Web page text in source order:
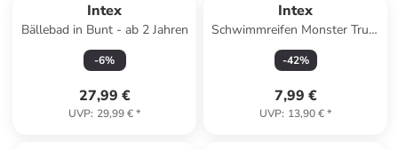
Intex
Bällebad in Bunt - ab 2 Jahren
-6%
27,99 €
UVP: 29,99 €*
Intex
Schwimmreifen Monster Truck
in Schwarz ab 8 Jahre
-42%
7,99 €
UVP: 13,90 €*